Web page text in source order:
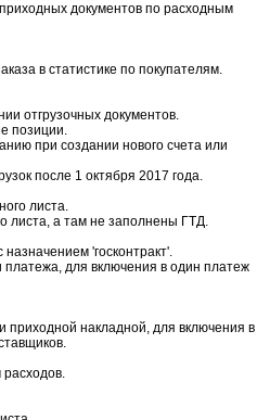
документов по расходным
в статистике по покупателям.
отгрузочных документов.
позиции.
при создании нового счета или
после 1 октября 2017 года.
листа.
листа, а там не заполнены ГТД.
'госконтракт'.
платежа, для включения в один платеж
приходной накладной, для включения в
расходов.